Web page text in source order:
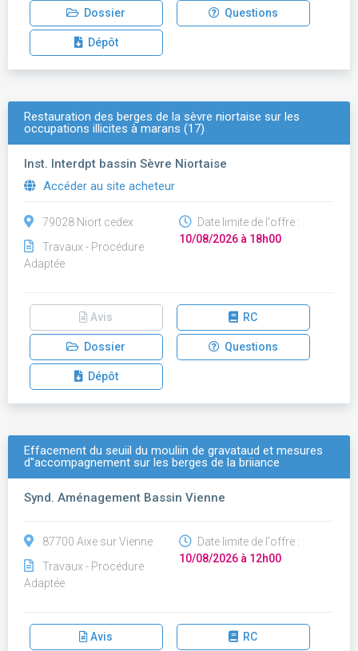
Dossier Questions
Dépôt
Restauration des berges de la sèvre niortaise sur les
occupations illicites à marans (17)
Inst. Interdpt bassin Sèvre Niortaise
Accéder au site acheteur
79028 Niort cedex
Travaux - Procédure
Adaptée
Date limite de l'offre :
10/08/2026 à 18h00
Avis RC
Dossier Questions
Dépôt
Effacement du seuiil du mouliin de gravataud et mesures
d''accompagnement sur les berges de la briiance
Synd. Aménagement Bassin Vienne
87700 Aixe sur Vienne
Travaux - Procédure
Adaptée
Date limite de l'offre :
10/08/2026 à 12h00
Avis RC